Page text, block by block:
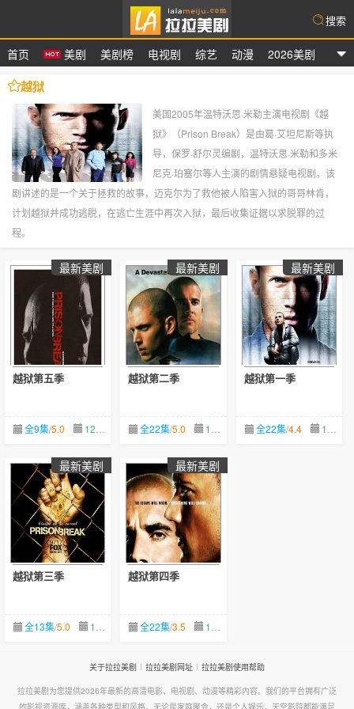
首页 美剧 美剧榜 电视剧 综艺 动漫 2026美剧
搜索
越狱
美国2005年温特沃思·米勒主演电视剧《越
狱》（Prison Break）是由葛·艾坦尼斯等执
导，保罗·舒尔灵编剧，温特沃思·米勒和多米
尼克·珀塞尔等人主演的剧情悬疑电视剧。该
剧讲述的是一个关于拯救的故事，迈克尔为了救他被人陷害入狱的哥哥林肯，
计划越狱并成功逃脱，在逃亡生涯中再次入狱，最后收集证据以求脱罪的过
程。
最新美剧
越狱第五季
全9集/5.0 12-01
最新美剧
越狱第二季
全22集/5.0 12-01
最新美剧
越狱第一季
全22集/4.4 12-01
最新美剧
越狱第三季
全13集/5.0 12-01
最新美剧
越狱第四季
全22集/3.5 12-01
关于拉拉美剧 拉拉美剧网址 拉拉美剧使用帮助
拉拉美剧为您提供2026年最新的高清电影、电视剧、动漫等精彩内容。我们的平台拥有广泛
的影视资源库，涵盖各种类型和风格。无论是家庭聚会，还是个人娱乐，天空影院都能满足